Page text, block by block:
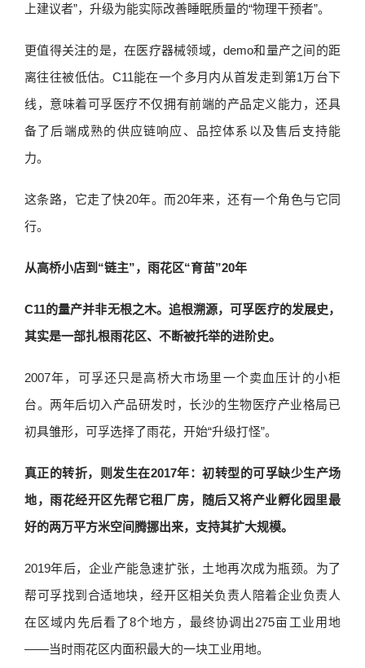
上建议者”，升级为能实际改善睡眠质量的“物理干预者”。
更值得关注的是，在医疗器械领域，demo和量产之间的距
离往往被低估。C11能在一个多月内从首发走到第1万台下
线，意味着可孚医疗不仅拥有前端的产品定义能力，还具
备了后端成熟的供应链响应、品控体系以及售后支持能
力。
这条路，它走了快20年。而20年来，还有一个角色与它同
行。
从高桥小店到“链主”，雨花区“育苗”20年
C11的量产并非无根之木。追根溯源，可孚医疗的发展史，
其实是一部扎根雨花区、不断被托举的进阶史。
2007年，可孚还只是高桥大市场里一个卖血压计的小柜
台。两年后切入产品研发时，长沙的生物医疗产业格局已
初具雏形，可孚选择了雨花，开始“升级打怪”。
真正的转折，则发生在2017年：初转型的可孚缺少生产场
地，雨花经开区先帮它租厂房，随后又将产业孵化园里最
好的两万平方米空间腾挪出来，支持其扩大规模。
2019年后，企业产能急速扩张，土地再次成为瓶颈。为了
帮可孚找到合适地块，经开区相关负责人陪着企业负责人
在区域内先后看了8个地方，最终协调出275亩工业用地
——当时雨花区内面积最大的一块工业用地。